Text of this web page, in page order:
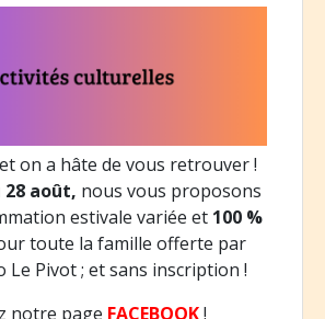
on a hâte de vous retrouver !
28 août, nous vous proposons
estivale variée et 100 %
toute la famille offerte par
Le Pivot ; et sans inscription !
notre page FACEBOOK !